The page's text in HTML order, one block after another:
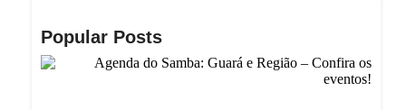
Popular Posts